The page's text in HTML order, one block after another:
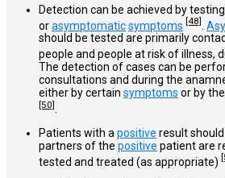
Detection can be achieved by
orasymptomaticsymptoms [48]
should be tested are primarily
people and people at risk of illness,
The detection of cases can be
consultations and during the
either by certain symptoms or by
[50]
Patients with a positive result
partners of the positive patient are
tested and treated (as appropriate)